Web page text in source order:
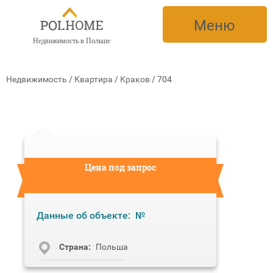
Недвижимость в Польше
Меню
Недвижимость / Квартира / Краков /704
Цена под запрос
Данные об объекте: №
Cтрана: Польша